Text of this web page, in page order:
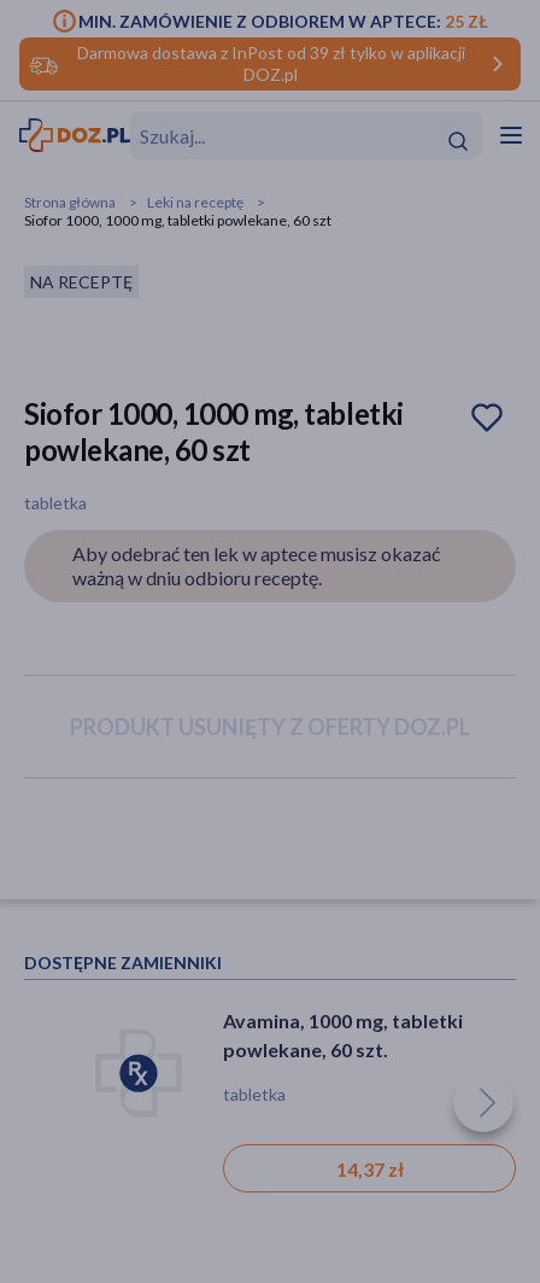
Darmowa dostawa z InPost od 39 zł tylko w aplikacji
DOZ.pl
MIN. ZAMÓWIENIE Z ODBIOREM W APTECE: 25 ZŁ
Hit
makijażu
Strona główna
Leki na receptę
Siofor 1000, 1000 mg, tabletki powlekane, 60 szt
NA RECEPTĘ
Siofor 1000, 1000 mg, tabletki
powlekane, 60 szt
tabletka
Aby odebrać ten lek w aptece musisz okazać
ważną w dniu odbioru receptę.
PRODUKT USUNIĘTY Z OFERTY DOZ.PL
DOSTĘPNE ZAMIENNIKI
Avamina, 1000 mg, tabletki
powlekane, 60 szt.
tabletka
14,37 zł